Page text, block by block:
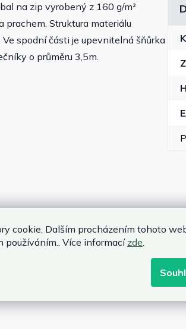
cookie. Dalším procházením tohoto
používáním.. Více informacízde
na zip vyrobený z 160 g/m²
prachem. Struktura materiálu
spodní části je upevnitelná šňůrka
o průměru 3,5m.
průměr vašeho slunečníku ( ale ne